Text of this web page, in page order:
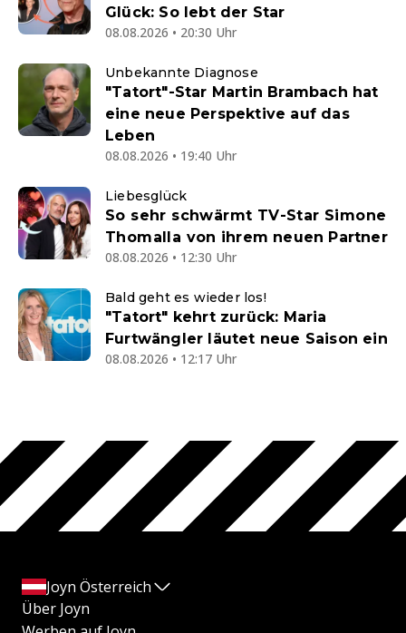
Glück: So lebt der Star
08.08.2026 • 20:30 Uhr
Unbekannte Diagnose
"Tatort"-Star Martin Brambach hat
eine neue Perspektive auf das
Leben
08.08.2026 • 19:40 Uhr
Liebesglück
So sehr schwärmt TV-Star Simone
Thomalla von ihrem neuen Partner
08.08.2026 • 12:30 Uhr
Bald geht es wieder los!
"Tatort" kehrt zurück: Maria
Furtwängler läutet neue Saison ein
08.08.2026 • 12:17 Uhr
Joyn Österreich
Über Joyn